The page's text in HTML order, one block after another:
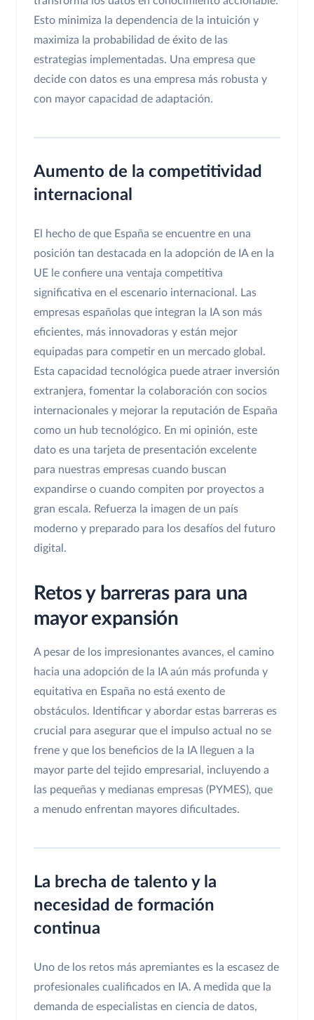
Esto minimiza la dependencia de la intuición y
maximiza la probabilidad de éxito de las
estrategias implementadas. Una empresa que
decide con datos es una empresa más robusta y
con mayor capacidad de adaptación.
Aumento de la competitividad
internacional
El hecho de que España se encuentre en una
posición tan destacada en la adopción de IA en la
UE le confiere una ventaja competitiva
significativa en el escenario internacional. Las
empresas españolas que integran la IA son más
eficientes, más innovadoras y están mejor
equipadas para competir en un mercado global.
Esta capacidad tecnológica puede atraer inversión
extranjera, fomentar la colaboración con socios
internacionales y mejorar la reputación de España
como un hub tecnológico. En mi opinión, este
dato es una tarjeta de presentación excelente
para nuestras empresas cuando buscan
expandirse o cuando compiten por proyectos a
gran escala. Refuerza la imagen de un país
moderno y preparado para los desafíos del futuro
digital.
Retos y barreras para una
mayor expansión
A pesar de los impresionantes avances, el camino
hacia una adopción de la IA aún más profunda y
equitativa en España no está exento de
obstáculos. Identificar y abordar estas barreras es
crucial para asegurar que el impulso actual no se
frene y que los beneficios de la IA lleguen a la
mayor parte del tejido empresarial, incluyendo a
las pequeñas y medianas empresas (PYMES), que
a menudo enfrentan mayores dificultades.
La brecha de talento y la
necesidad de formación
continua
Uno de los retos más apremiantes es la escasez de
profesionales cualificados en IA. A medida que la
demanda de especialistas en ciencia de datos,